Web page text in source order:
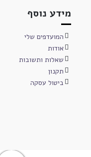
מידע נוסף
המועדפים שלי
אודות
שאלות ותשובות
תקנון
ביטול עסקה